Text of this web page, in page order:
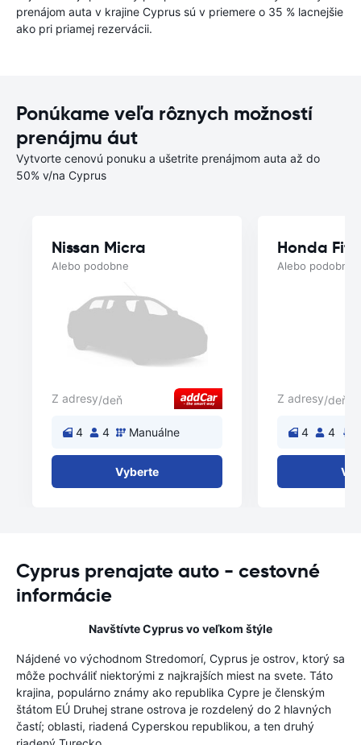
prenájom auta v krajine Cyprus sú v priemere o 35 % lacnejšie
ako pri priamej rezervácii.
Ponúkame veľa rôznych možností
prenájmu áut
Vytvorte cenovú ponuku a ušetrite prenájmom auta až do
50% v/na Cyprus
Nissan Micra
Alebo podobne
Z adresy/deň
4 4 Manuálne
Vyberte
Honda Fit
Alebo podobne
Z adresy/deň
4 4
Cyprus prenajate auto - cestovné
informácie
Navštívte Cyprus vo veľkom štýle
Nájdené vo východnom Stredomorí, Cyprus je ostrov, ktorý sa
môže pochváliť niektorými z najkrajších miest na svete. Táto
krajina, populárno známy ako republika Cypre je členským
štátom EÚ Druhej strane ostrova je rozdelený do 2 hlavných
častí; oblasti, riadená Cyperskou republikou, a ten druhý